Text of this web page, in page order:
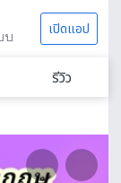
บ เปิดแอป
รีวิว